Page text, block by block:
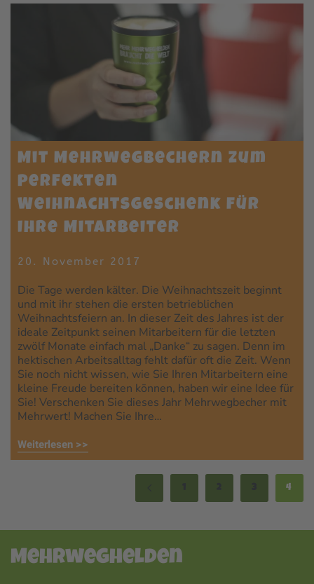
Mit Mehrwegbechern zum
perfekten
Weihnachtsgeschenk für
Ihre Mitarbeiter
20. November 2017
Die Tage werden kälter. Die Weihnachtszeit beginnt
und mit ihr stehen die ersten betrieblichen
Weihnachtsfeiern an. In dieser Zeit des Jahres ist der
ideale Zeitpunkt seinen Mitarbeitern für die letzten
zwölf Monate einfach mal „Danke“ zu sagen. Denn im
hektischen Arbeitsalltag fehlt dafür oft die Zeit. Wenn
Sie noch nicht wissen, wie Sie Ihren Mitarbeitern eine
kleine Freude bereiten können, haben wir eine Idee für
Sie! Verschenken Sie dieses Jahr Mehrwegbecher mit
Mehrwert! Machen Sie Ihre…
Weiterlesen >>
4
Mehrweghelden